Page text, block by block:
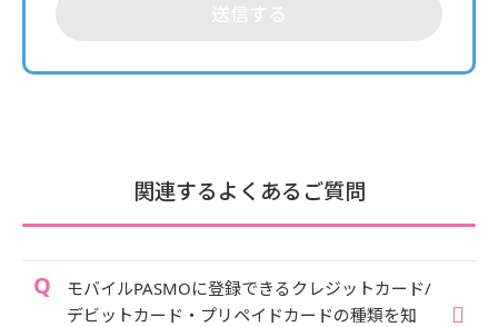
送信する
関連するよくあるご質問
モバイルPASMOに登録できるクレジットカード/
デビットカード・プリペイドカードの種類を知